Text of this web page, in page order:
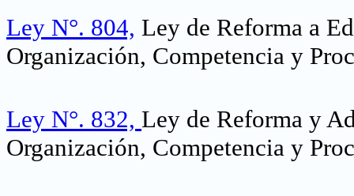
Ley N°. 804, Ley de Reforma a
Organización, Competencia y
Ley N°. 832, Ley de Reforma y
Organización, Competencia y